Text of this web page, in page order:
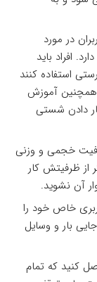
در مورد
افراد باید
استفاده کنند
همچنین آموزش
دادن شستی
خجمی و وزنی
از ظرفیتش کار
آن نشوید.
خاص خود را
بار و وسایل
کنید که تمام